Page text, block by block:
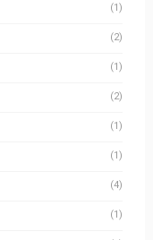
(1)
(2)
(1)
(2)
(1)
(1)
(4)
(1)